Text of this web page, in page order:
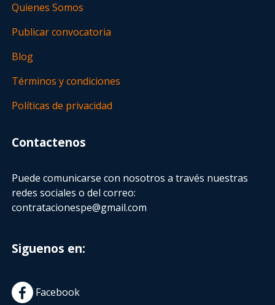
Quienes Somos
Publicar convocatoria
Blog
Términos y condiciones
Políticas de privacidad
Contactenos
Puede comunicarse con nosotros a través nuestras
redes sociales o del correo:
contratacionespe@gmail.com
Siguenos en:
Facebook